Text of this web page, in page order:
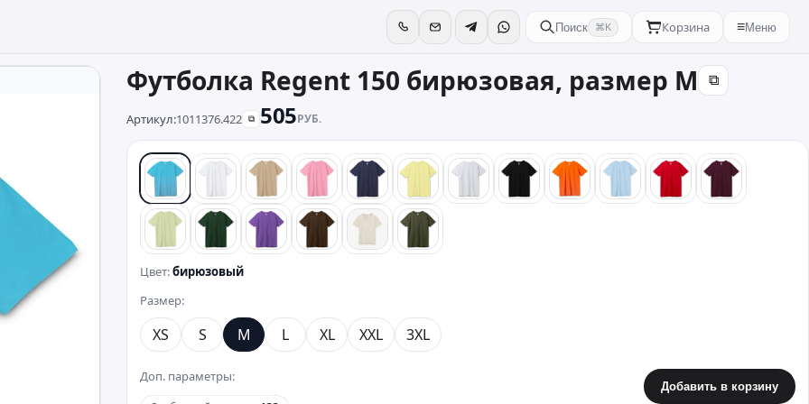
Поиск ⌘K Корзина ≡Меню
Футболка Regent 150 бирюзовая, размер M ⧉
Артикул:1011376.422 ⧉ 505РУБ.
бирюзовый
белый песочныйрозовый синий желтый серый черныйоранжевыйголубойкрасный бордовый
зеленый темно-зеленый
фиолетовыйкоричневый
бежевый хаки
Цвет:бирюзовый
Размер:
XS S M L XL XXL 3XL
Доп. параметры:
Добавить в корзину